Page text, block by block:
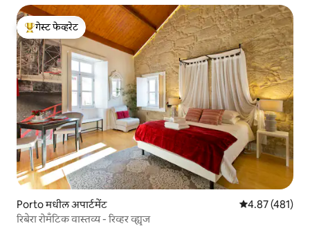
टॉप गेस्ट फेव्हरेट
गेस्ट फेव्हरेट
Porto मधील अपार्टमेंट 5 पैकी 4.87
4.87 (481)
रिबेरा रोमँटिक वास्तव्य - रिव्हर व्ह्यूज